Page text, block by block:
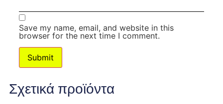
Save my name, email, and website in this
browser for the next time I comment.
Σχετικά προϊόντα